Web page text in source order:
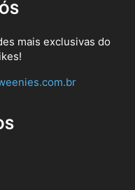
mais exclusivas do